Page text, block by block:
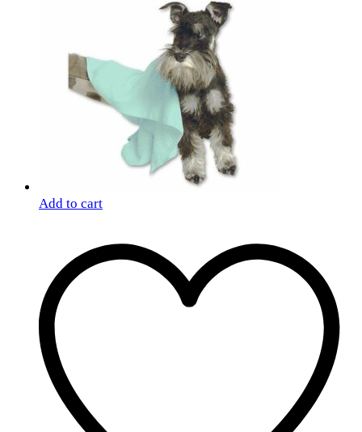
Add to cart